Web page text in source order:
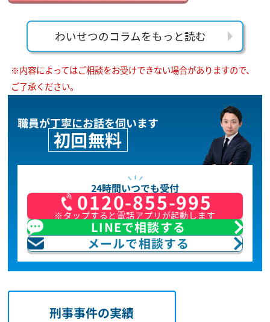
わいせつのコラムをもっと読む
※内容によってはご相談をお受けできない場合がありますので、
ご了承ください。
職員が丁寧にお話を伺います
初回無料
24時間いつでも受付
0120-855-995
※タップすると電話アプリが起動します
LINEで相談する
メールで相談する
刑事事件の実績